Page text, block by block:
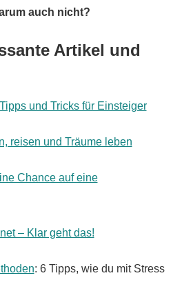
auch nicht?
Artikel und
und Tricks für Einsteiger
reisen und Träume leben
Chance auf eine
– Klar geht das!
: 6 Tipps, wie du mit Stress